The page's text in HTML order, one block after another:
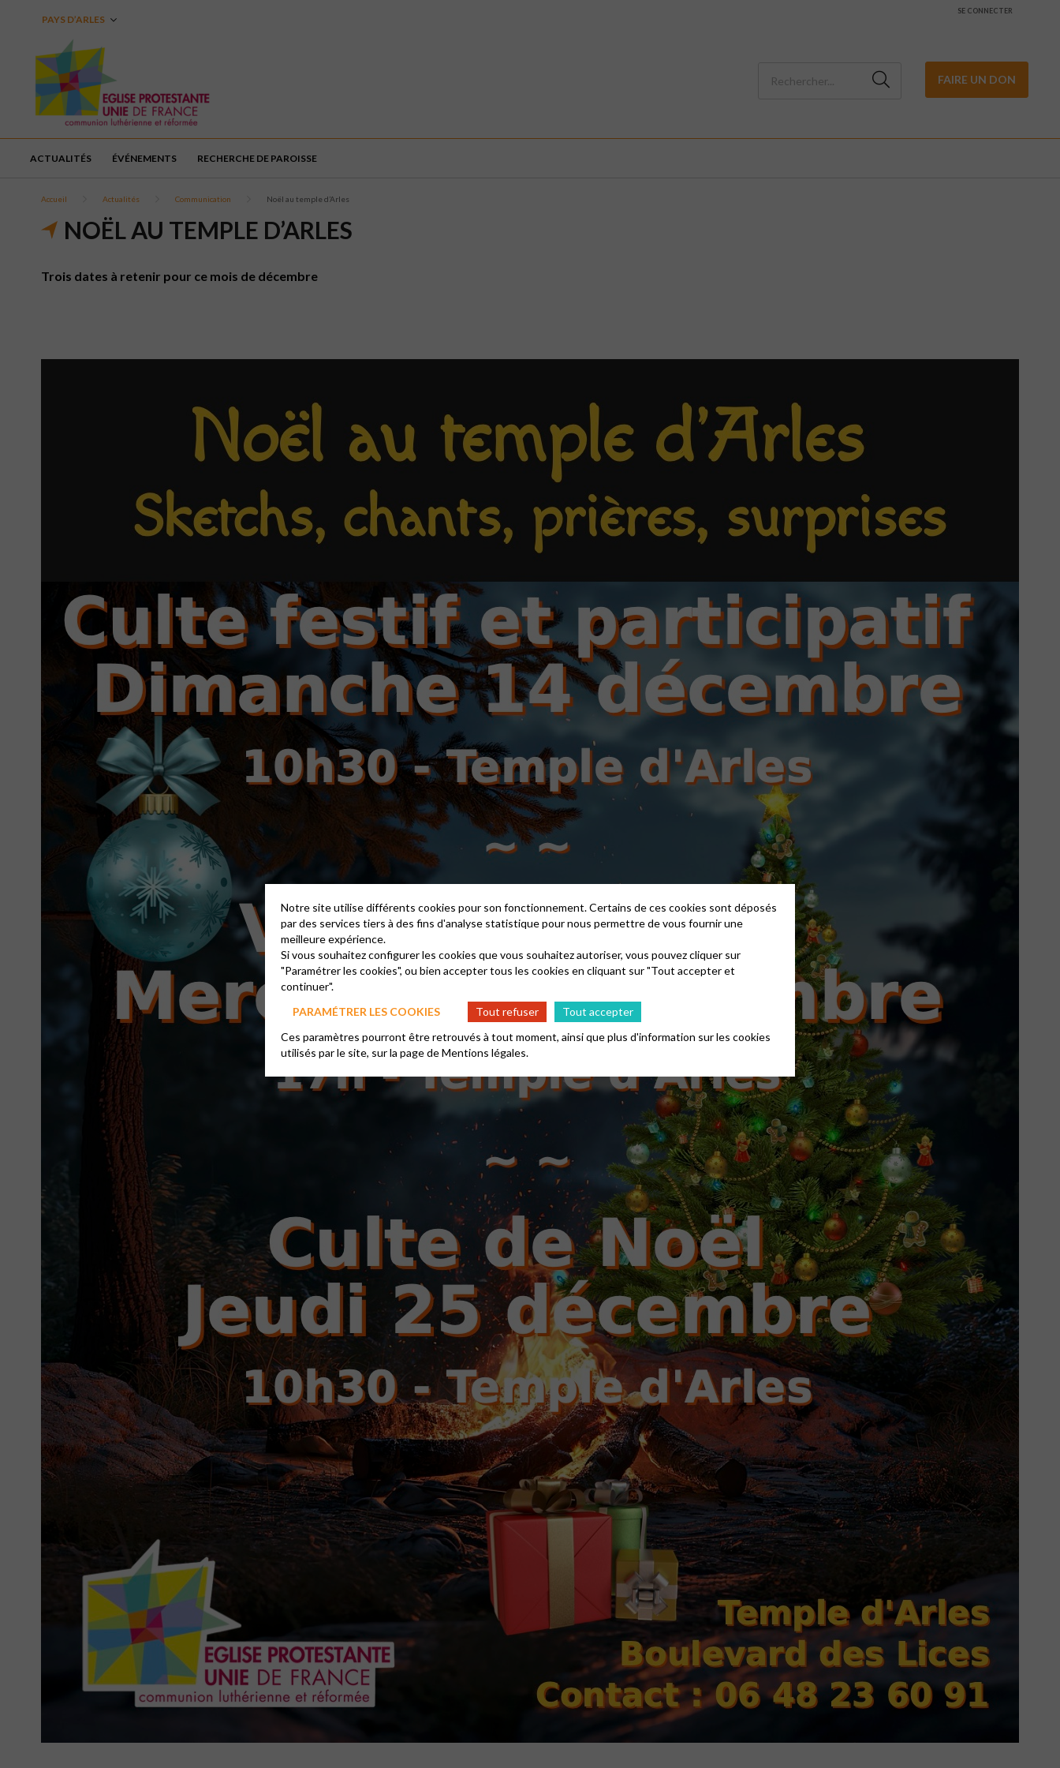
PAYS D’ARLES
SE CONNECTER
FAIRE UN DON
ACTUALITÉS ÉVÉNEMENTS RECHERCHE DE PAROISSE
Accueil Actualités Communication Noël au temple d’Arles
NOËL AU TEMPLE D’ARLES
Trois dates à retenir pour ce mois de décembre
Notre site utilise différents cookies pour son fonctionnement. Certains de ces cookies sont déposés
par des services tiers à des fins d'analyse statistique pour nous permettre de vous fournir une
meilleure expérience.
Si vous souhaitez configurer les cookies que vous souhaitez autoriser, vous pouvez cliquer sur
"Paramétrer les cookies", ou bien accepter tous les cookies en cliquant sur "Tout accepter et
continuer".
PARAMÉTRER LES COOKIES
Tout refuser
Tout accepter
Ces paramètres pourront être retrouvés à tout moment, ainsi que plus d'information sur les cookies
utilisés par le site, sur la page deMentions légales.